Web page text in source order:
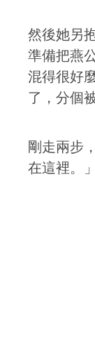
然後她另
準備把燕
混得很好
了，分個
剛走兩步
在這裡。」